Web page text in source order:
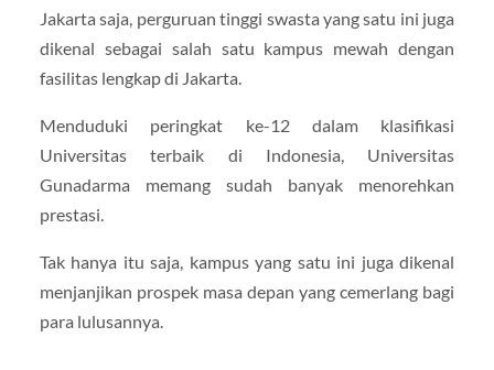
Jakarta saja, perguruan tinggi swasta yang satu ini juga
dikenal sebagai salah satu kampus mewah dengan
fasilitas lengkap di Jakarta.
Menduduki peringkat ke-12 dalam klasifikasi
Universitas terbaik di Indonesia, Universitas
Gunadarma memang sudah banyak menorehkan
prestasi.
Tak hanya itu saja, kampus yang satu ini juga dikenal
menjanjikan prospek masa depan yang cemerlang bagi
para lulusannya.